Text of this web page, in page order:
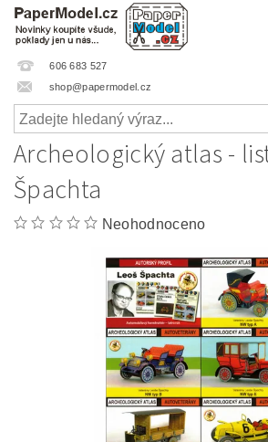
606 683 527
shop@papermodel.cz
Archeologický atlas -
Špachta
Neohodnoceno